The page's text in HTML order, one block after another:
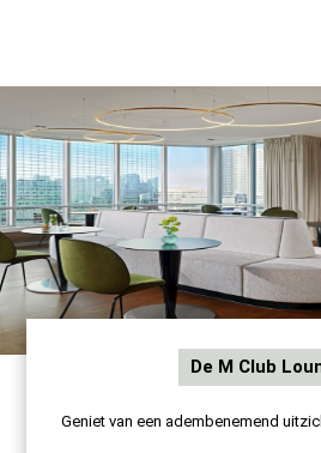
De M Club
Geniet van een adembenemend